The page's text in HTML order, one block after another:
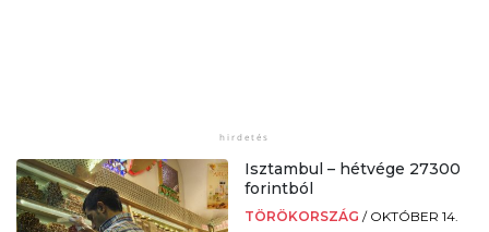
Isztambul – hétvége 27300
forintból
TÖRÖKORSZÁG / OKTÓBER 14.